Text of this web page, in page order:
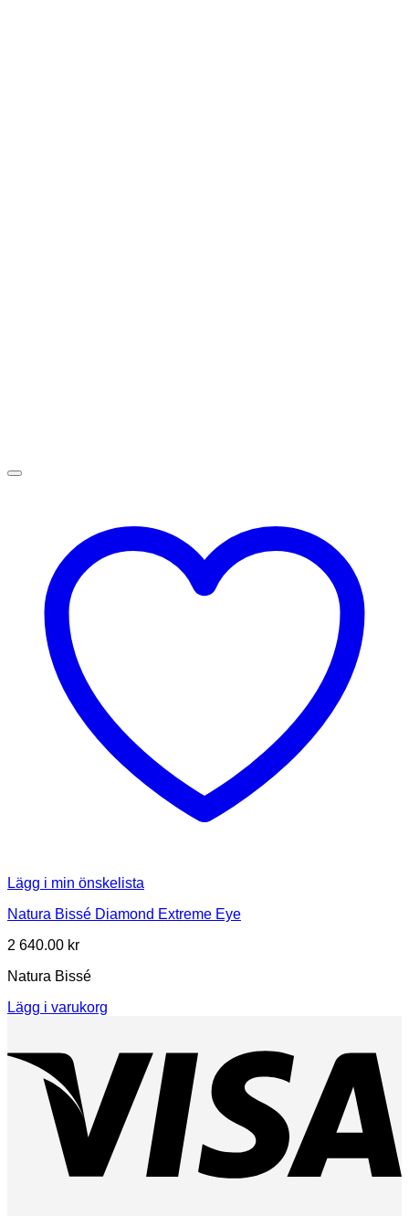
Lägg i min önskelista
Natura Bissé Diamond Extreme Eye
2 640.00 kr
Natura Bissé
Lägg i varukorg